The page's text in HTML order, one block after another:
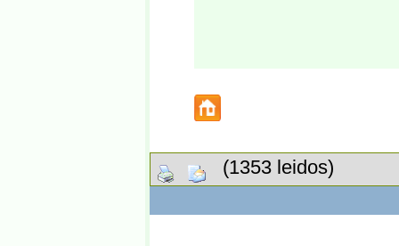
(1353 leidos)